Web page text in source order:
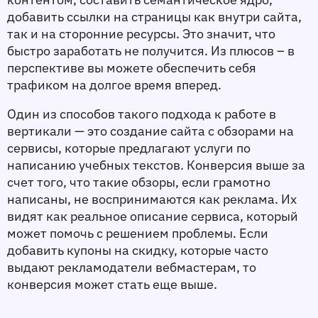
добавить ссылки на страницы как внутри сайта,
так и на сторонние ресурсы. Это значит, что
быстро заработать не получится. Из плюсов – в
перспективе вы можете обеспечить себя
трафиком на долгое время вперед.
Один из способов такого подхода к работе в
вертикали — это создание сайта с обзорами на
сервисы, которые предлагают услуги по
написанию учебных текстов. Конверсия выше за
счет того, что такие обзоры, если грамотно
написаны, не воспринимаются как реклама. Их
видят как реальное описание сервиса, который
может помочь с решением проблемы. Если
добавить купоны на скидку, которые часто
выдают рекламодатели вебмастерам, то
конверсия может стать еще выше.